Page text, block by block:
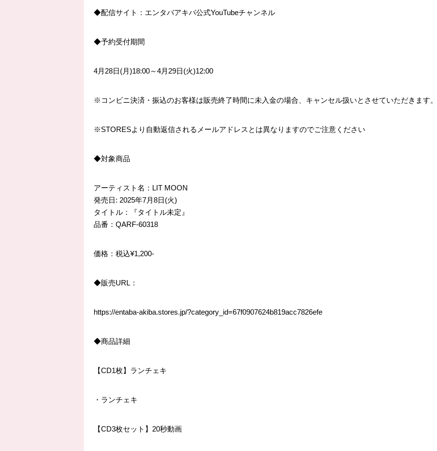
◆配信サイト：エンタバアキバ公式YouTubeチャンネル
◆予約受付期間
4月 28日(月)18:00～4月 29日(火)12:00
※ コンビニ決済・振込のお客様は販売終了時間に未入金の場合、キャンセル扱いとさせていただきます。
※STORESより自動返信されるメールアドレスとは異なりますのでご注意ください
◆対象商品
アーティスト名： LIT MOON
発売日: 2025年7月8日(火)
タイトル：『タイトル未定』
品番： QARF-60318
価格：税込¥1,200-
◆販売URL ：
https://entaba-akiba.stores.jp/?category_id=67f0907624b819acc7826efe
◆商品詳細
【CD1枚】ランチェキ
・ランチェキ
【CD3枚セット】 20秒動画